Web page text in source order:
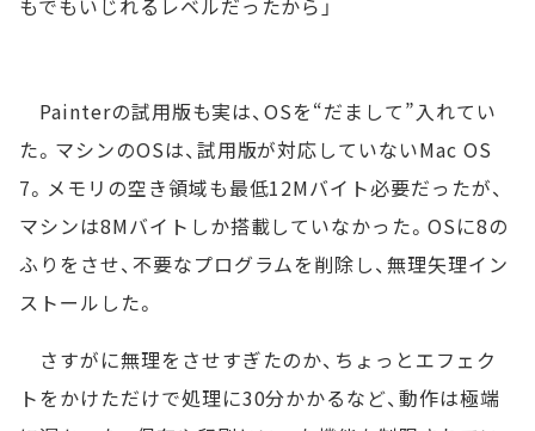
Painterの試用版も実は、OSを“だまして”入れてい
た。マシンのOSは、試用版が対応していないMac OS
7。メモリの空き領域も最低12Mバイト必要だったが、
マシンは8Mバイトしか搭載していなかった。OSに8の
ふりをさせ、不要なプログラムを削除し、無理矢理イン
ストールした。
さすがに無理をさせすぎたのか、ちょっとエフェク
トをかけただけで処理に30分かかるなど、動作は極端